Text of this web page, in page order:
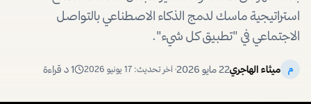
استراتيجية ماسك لدمج الذكاء الاصطناعي بالتواصل
الاجتماعي في "تطبيق كل شيء".
م ميثاء الهاجري22 مايو 2026 · آخر تحديث: 17 يونيو 2026 1د قراءة